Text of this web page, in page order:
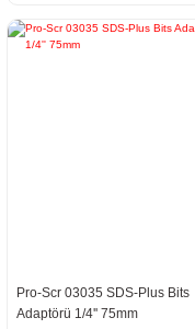
Pro-Scr 03035 SDS-Plus Bits
Adaptörü 1/4'' 75mm